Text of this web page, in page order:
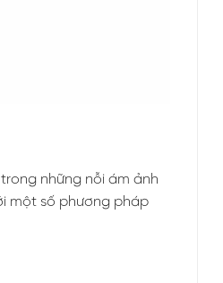
những nỗi ám ảnh
một số phương pháp